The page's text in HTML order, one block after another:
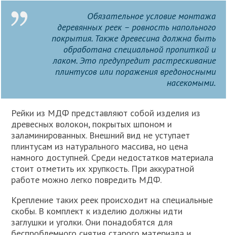
Обязательное условие монтажа
деревянных реек – ровность напольного
покрытия. Также древесина должна быть
обработана специальной пропиткой и
лаком. Это предупредит растрескивание
плинтусов или поражения вредоносными
насекомыми.
Рейки из МДФ представляют собой изделия из
древесных волокон, покрытых шпоном и
заламинированных. Внешний вид не уступает
плинтусам из натурального массива, но цена
намного доступней. Среди недостатков материала
стоит отметить их хрупкость. При аккуратной
работе можно легко повредить МДФ.
Крепление таких реек происходит на специальные
скобы. В комплект к изделию должны идти
заглушки и уголки. Они понадобятся для